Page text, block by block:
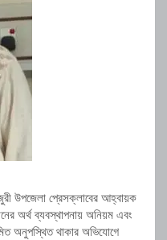
উপজেলা প্রেসক্লাবের আহ্বায়ক
অর্থ ব্যবস্থাপনায় অনিয়ম এবং
অনুপস্থিত থাকার অভিযোগে